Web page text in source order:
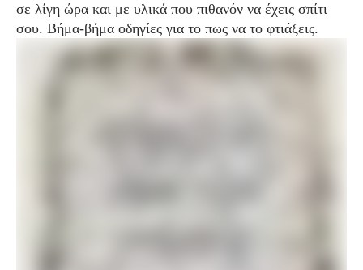
σε λίγη ώρα και με υλικά που πιθανόν να έχεις σπίτι
σου. Βήμα-βήμα οδηγίες για το πως να το φτιάξεις.